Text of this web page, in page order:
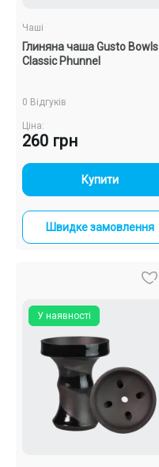
Чаші
Глиняна чаша Gusto Bowls
Classic Phunnel
0 Відгуків
Ціна:
260 грн
- +
Купити
Швидке замовлення
У наявності